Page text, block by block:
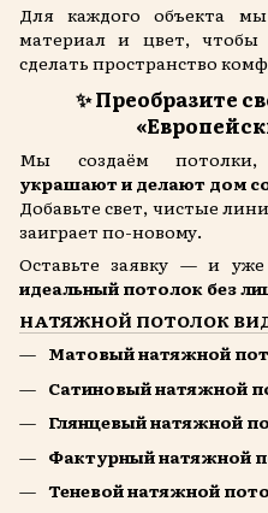
Для каждого объекта
материал и цвет, чтобы
сделать пространство
✨ Преобразите
Мы создаём
украшают и делают дом
Добавьте свет, чистые
заиграет по-новому.
Оставьте заявку — и
идеальный потолок без
НАТЯЖНОЙ ПОТОЛОК
Матовый натяжной
Сатиновый натяжной
Глянцевый натяжной
Фактурный натяжной
Теневой натяжной